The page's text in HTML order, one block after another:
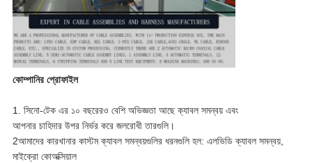
কোম্পানির প্রোফাইল
1. সিনো-টেক এর ১০ বছরেরও বেশি অভিজ্ঞতা আছে ক্যাবল সমন্বয় এবং
আপনার চাহিদার উপর নির্ভর করে জলরোধী তারগুলি।
2আমাদের কারখানার কাস্টম ক্যাবল সমন্বয়গুলির ধরনগুলি হল: এলভিডি ক্যাবল সমন্বয়,
মাইক্রো কোঅক্সিয়াল